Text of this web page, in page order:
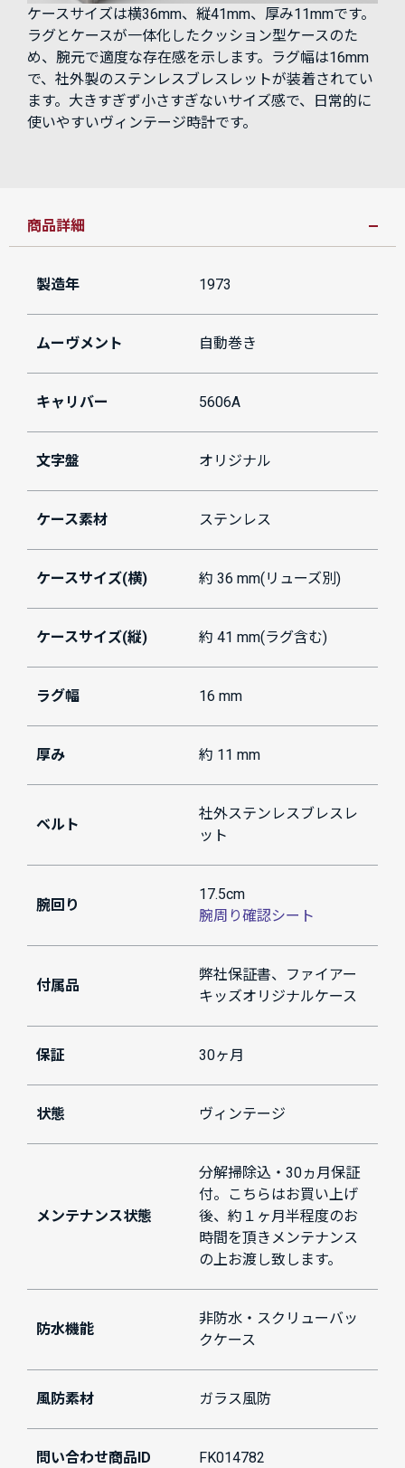
ケースサイズは横36mm、縦41mm、厚み11mmです。
ラグとケースが一体化したクッション型ケースのた
め、腕元で適度な存在感を示します。ラグ幅は16mm
で、社外製のステンレスブレスレットが装着されてい
ます。大きすぎず小さすぎないサイズ感で、日常的に
使いやすいヴィンテージ時計です。
商品詳細
製造年 1973
ムーヴメント 自動巻き
キャリバー 5606A
文字盤 オリジナル
ケース素材 ステンレス
ケースサイズ(横) 約 36 mm(リューズ別)
ケースサイズ(縦) 約 41 mm(ラグ含む)
ラグ幅 16 mm
厚み 約 11 mm
ベルト
社外ステンレスブレスレ
ット
腕回り
17.5cm
腕周り確認シート
付属品
弊社保証書、ファイアー
キッズオリジナルケース
保証 30ヶ月
状態 ヴィンテージ
メンテナンス状態
分解掃除込・30ヵ月保証
付。こちらはお買い上げ
後、約１ヶ月半程度のお
時間を頂きメンテナンス
の上お渡し致します。
防水機能
非防水・スクリューバッ
クケース
風防素材 ガラス風防
問い合わせ商品ID FK014782